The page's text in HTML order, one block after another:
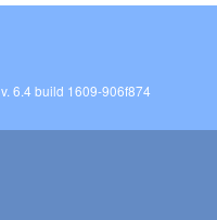
v. 6.4 build 1609-906f874